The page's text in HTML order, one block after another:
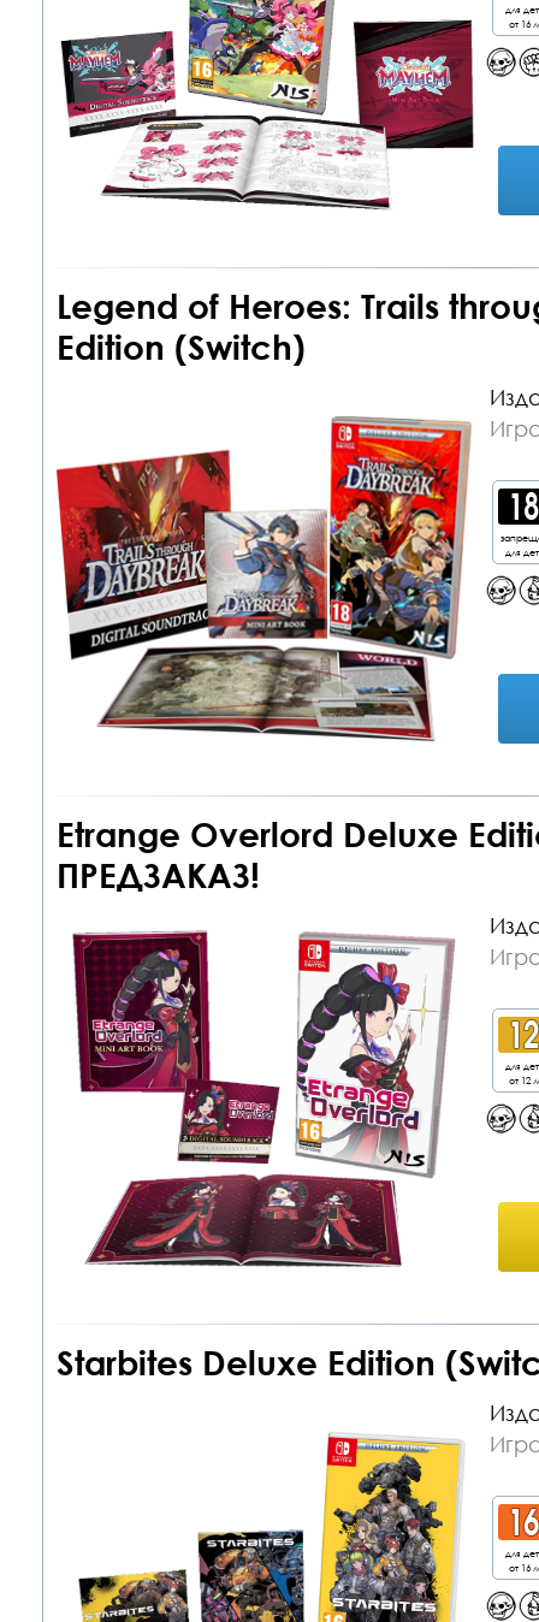
для
от 16
Legend of Heroes: Trails
Edition (Switch)
для
Etrange Overlord Deluxe
ПРЕДЗАКАЗ!
для
от 12
Starbites Deluxe Edition
для
от 16